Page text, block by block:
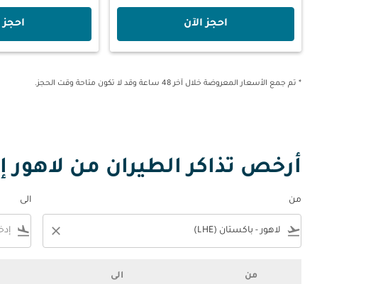
‫احجز الآن‬ ‫احجز
* تم جمع الأسعار المعروضة خلال آخر 48 ساعة وقد لا تكون متاحة وقت الحجز.
أرخص تذاكر الطيران من لاهور
من
flight_takeoff
close
الى
flight_land
من الى